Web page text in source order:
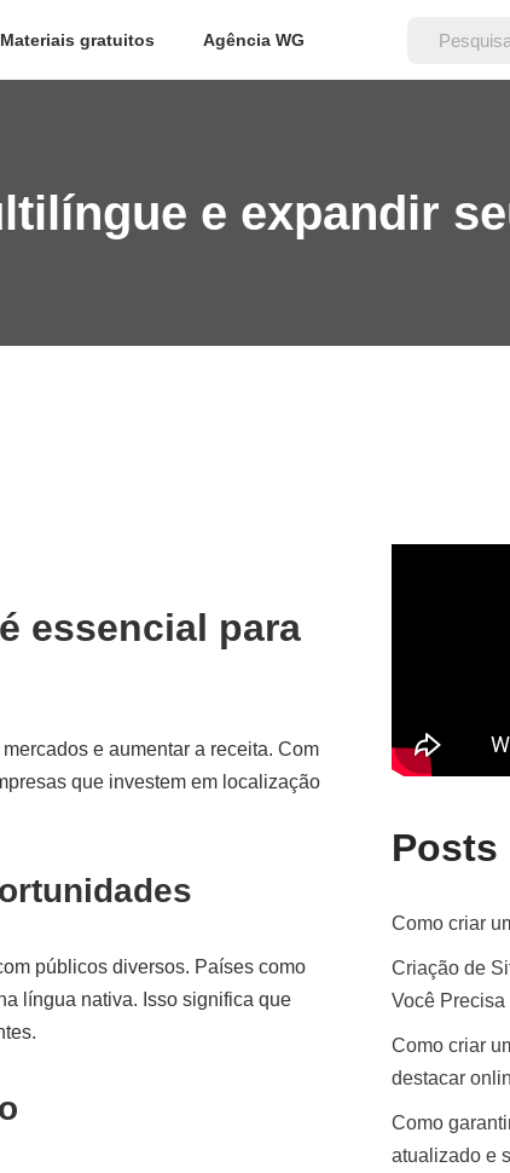
Materiais gratuitos Agência WG
e expandir
essencial para
e aumentar a receita. Com
que investem em localização
públicos diversos. Países como
língua nativa. Isso significa que
Posts
Como criar
Criação de
Você Precisa
Como criar
destacar
Como
atualizado e